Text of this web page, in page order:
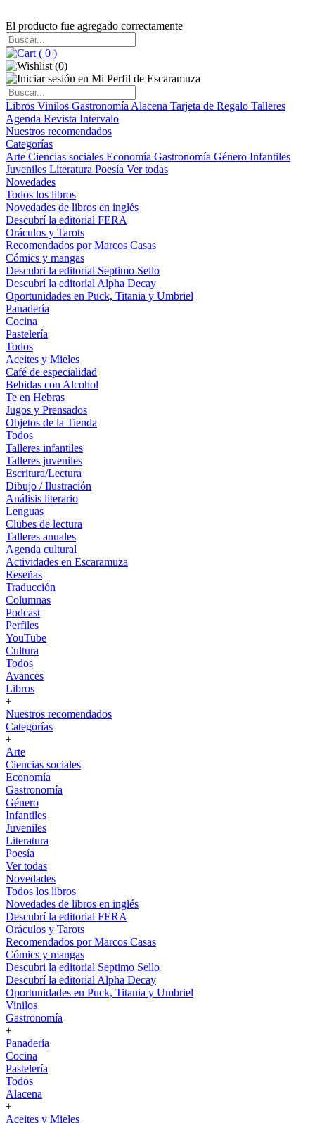
El producto fue agregado correctamente
( 0 )
(0)
Libros Vinilos Gastronomía Alacena Tarjeta de Regalo Talleres
Agenda Revista Intervalo
Nuestros recomendados
Categorías
Arte Ciencias sociales Economía Gastronomía Género Infantiles
Juveniles Literatura Poesía Ver todas
Novedades
Todos los libros
Novedades de libros en inglés
Descubrí la editorial FERA
Oráculos y Tarots
Recomendados por Marcos Casas
Cómics y mangas
Descubri la editorial Septimo Sello
Descubrí la editorial Alpha Decay
Oportunidades en Puck, Titania y Umbriel
Panadería
Cocina
Pastelería
Todos
Aceites y Mieles
Café de especialidad
Bebidas con Alcohol
Te en Hebras
Jugos y Prensados
Objetos de la Tienda
Todos
Talleres infantiles
Talleres juveniles
Escritura/Lectura
Dibujo / Ilustración
Análisis literario
Lenguas
Clubes de lectura
Talleres anuales
Agenda cultural
Actividades en Escaramuza
Reseñas
Traducción
Columnas
Podcast
Perfiles
YouTube
Cultura
Todos
Avances
Libros
+
Nuestros recomendados
Categorías
+
Arte
Ciencias sociales
Economía
Gastronomía
Género
Infantiles
Juveniles
Literatura
Poesía
Ver todas
Novedades
Todos los libros
Novedades de libros en inglés
Descubrí la editorial FERA
Oráculos y Tarots
Recomendados por Marcos Casas
Cómics y mangas
Descubri la editorial Septimo Sello
Descubrí la editorial Alpha Decay
Oportunidades en Puck, Titania y Umbriel
Vinilos
Gastronomía
+
Panadería
Cocina
Pastelería
Todos
Alacena
+
Aceites y Mieles